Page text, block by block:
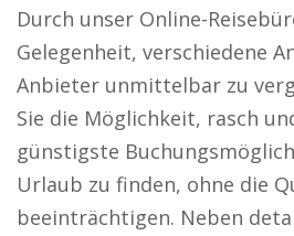
Durch unser Online-
Gelegenheit, verschiedene
Anbieter unmittelbar zu
Sie die Möglichkeit, rasch
günstigste
Urlaub zu finden, ohne die
beeinträchtigen. Neben